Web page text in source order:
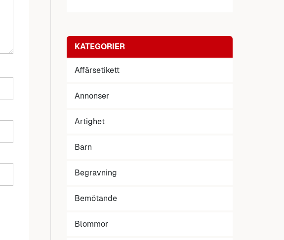
KATEGORIER
Affärsetikett
Annonser
Artighet
Barn
Begravning
Bemötande
Blommor